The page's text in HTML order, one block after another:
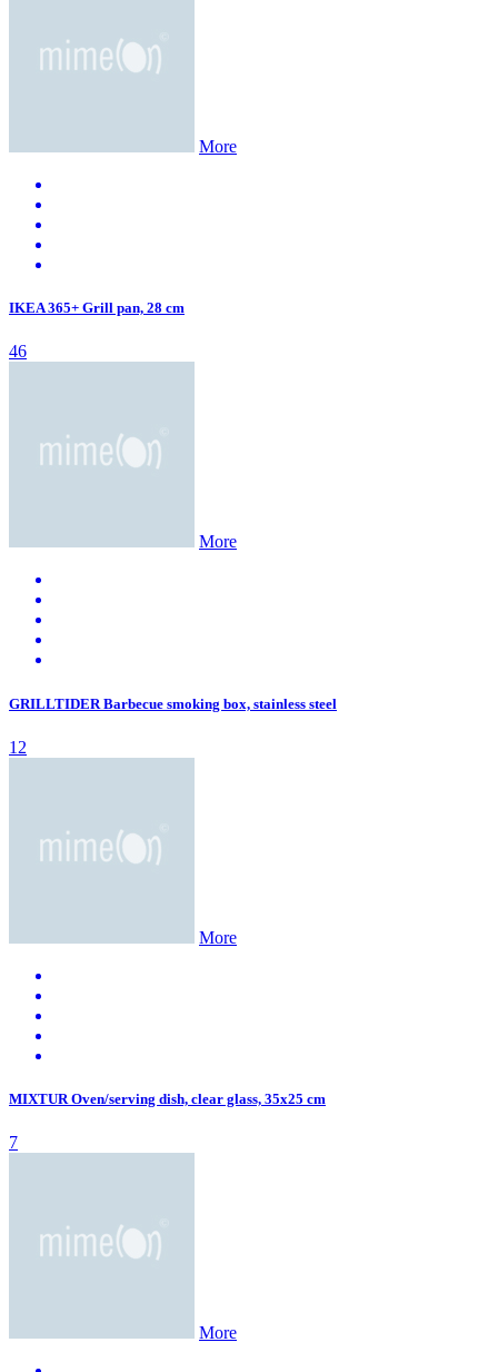
More
IKEA 365+ Grill pan, 28 cm
46
More
GRILLTIDER Barbecue smoking box, stainless steel
12
More
MIXTUR Oven/serving dish, clear glass, 35x25 cm
7
More